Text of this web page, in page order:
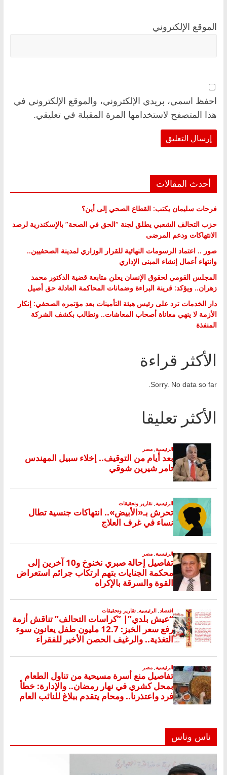
الموقع الإلكتروني
احفظ اسمي، بريدي الإلكتروني، والموقع الإلكتروني في
هذا المتصفح لاستخدامها المرة المقبلة في تعليقي.
أحدث المقالات
فرحات سليمان يكتب: القطاع الصحي إلى أين؟
حزب التحالف الشعبي يطلق لجنة “الحق في الصحة” بالإسكندرية لرصد
الانتهاكات ودعم المرضى
صور .. اعتماد الرسومات النهائية للقرار الوزاري لمدينة الصحفيين..
وانتهاء أعمال إنشاء المبنى الإداري
المجلس القومي لحقوق الإنسان يعلن متابعة قضية الدكتور محمد
زهران.. ويؤكد: قرينة البراءة وضمانات المحاكمة العادلة حق أصيل
دار الخدمات ترد على رئيس هيئة التأمينات بعد مؤتمره الصحفي: إنكار
الأزمة لا ينهي معاناة أصحاب المعاشات.. ونطالب بكشف الشركة
المنفذة
الأكثر قراءة
Sorry. No data so far.
الأكثر تعليقا
ناس وناس